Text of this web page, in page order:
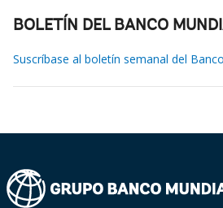
BOLETÍN DEL BANCO
Suscríbase al boletín semanal del